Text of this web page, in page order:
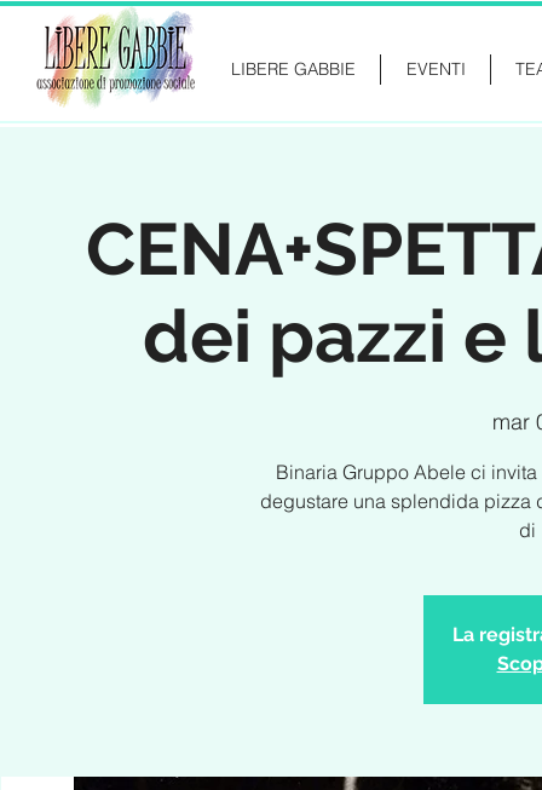
LIBERE GABBIE EVENTI
dei pazzi e
mar
Binaria Gruppo Abele ci
degustare una splendida pizza
di
La